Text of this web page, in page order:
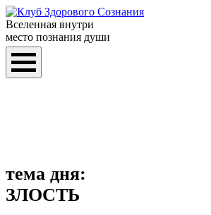
Вселенная внутри
место познания души
тема дня:
ЗЛОСТЬ